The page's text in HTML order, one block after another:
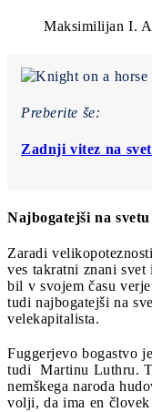
Maksimilijan I.
Preberite še:
Zadnji vitez na
Najbogatejši na
Zaradi
ves takratni znani
bil v svojem času
tudi najbogatejši na
velekapitalista.
Fuggerjevo bogastvo
tudi Martinu Luthru.
nemškega naroda
volji, da ima en